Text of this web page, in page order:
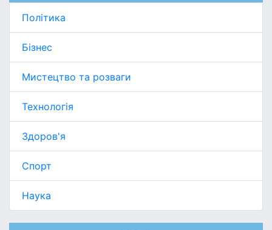
Політика
Бізнес
Мистецтво та розваги
Технологія
Здоров'я
Спорт
Наука